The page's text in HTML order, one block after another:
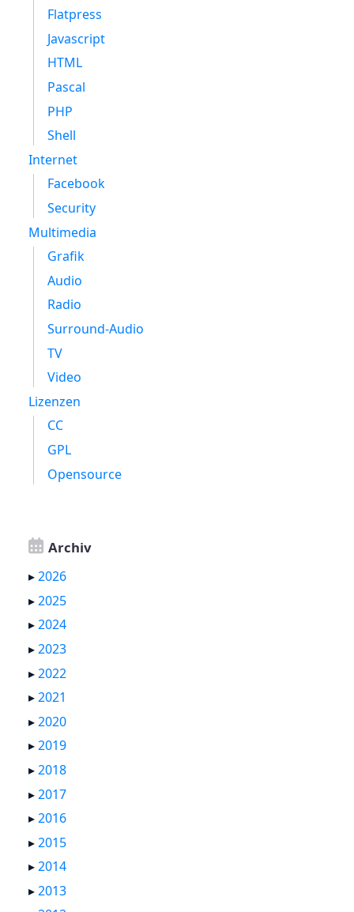
Flatpress
Javascript
HTML
Pascal
PHP
Shell
Internet
Facebook
Security
Multimedia
Grafik
Audio
Radio
Surround-Audio
TV
Video
Lizenzen
CC
GPL
Opensource
Archiv
▸2026
▸2025
▸2024
▸2023
▸2022
▸2021
▸2020
▸2019
▸2018
▸2017
▸2016
▸2015
▸2014
▸2013